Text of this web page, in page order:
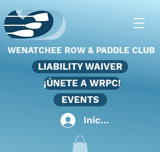
WENATCHEE ROW & PADDLE CLUB
LIABILITY WAIVER
¡ÚNETE A WRPC!
EVENTS
Iniciar sesión